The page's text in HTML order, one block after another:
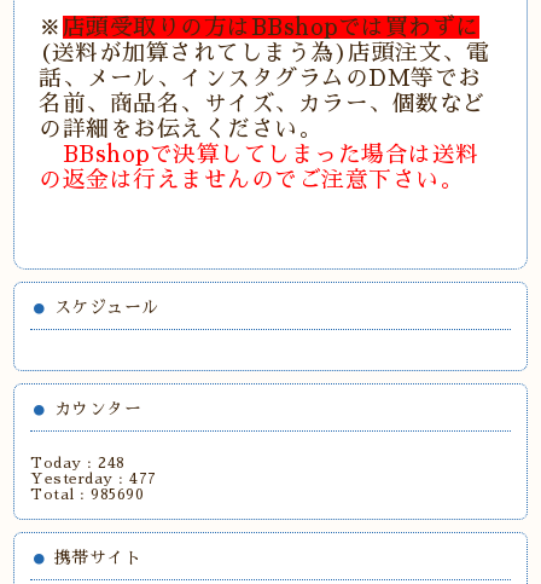
※ 店頭受取りの方はBBshopでは買わずに
(送料が加算されてしまう為)店頭注文、電
話、メール、インスタグラムのDM等でお
名前、商品名、サイズ、カラー、個数など
の詳細をお伝えください。
BBshopで決算してしまった場合は送料
の返金は行えませんのでご注意下さい。
スケジュール
カウンター
Today :248
Yesterday :477
Total :985690
携帯サイト